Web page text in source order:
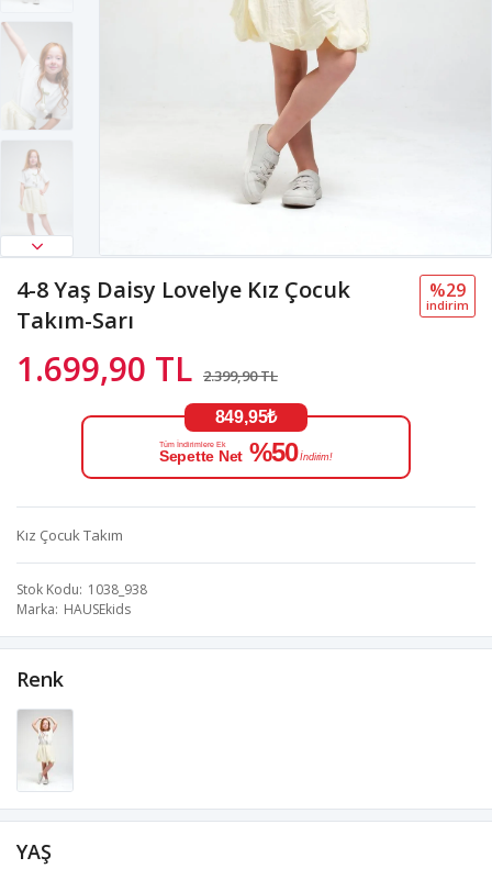
4-8 Yaş Daisy Lovelye Kız Çocuk
Takım-Sarı
1.699,90 TL 2.399,90 TL
%29
i̇ndi̇ri̇m
849,95₺
Tüm İndirimlere Ek
Sepette Net %50 İndirim!
Kız Çocuk Takım
Stok Kodu 1038_938
Marka HAUSEkids
Renk
YAŞ